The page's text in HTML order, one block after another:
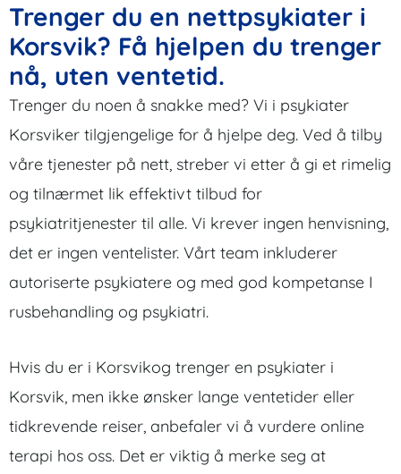
Trenger du en nettpsykiater i
Korsvik? Få hjelpen du trenger
nå, uten ventetid.
Trenger du noen å snakke med? Vi i psykiater
Korsviker tilgjengelige for å hjelpe deg. Ved å tilby
våre tjenester på nett, streber vi etter å gi et rimelig
og tilnærmet lik effektivt tilbud for
psykiatritjenester til alle. Vi krever ingen henvisning,
det er ingen ventelister. Vårt team inkluderer
autoriserte psykiatere og med god kompetanse I
rusbehandling og psykiatri.
Hvis du er i Korsvikog trenger en psykiater i
Korsvik, men ikke ønsker lange ventetider eller
tidkrevende reiser, anbefaler vi å vurdere online
terapi hos oss. Det er viktig å merke seg at